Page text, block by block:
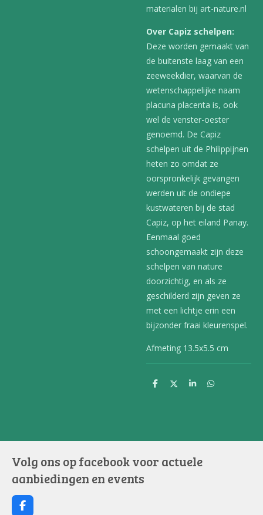
materialen bij art-nature.nl
Over Capiz schelpen:
Deze worden gemaakt van
de buitenste laag van een
zeeweekdier, waarvan de
wetenschappelijke naam
placuna placenta is, ook
wel de venster-oester
genoemd. De Capiz
schelpen uit de Philippijnen
heten zo omdat ze
oorspronkelijk gevangen
werden uit de ondiepe
kustwateren bij de stad
Capiz, op het eiland Panay.
Eenmaal goed
schoongemaakt zijn deze
schelpen van nature
doorzichtig, en als ze
geschilderd zijn geven ze
met een lichtje erin een
bijzonder fraai kleurenspel.
Afmeting 13.5x5.5 cm
D
D
S
D
Volg ons op facebook voor actuele
aanbiedingen en events
F